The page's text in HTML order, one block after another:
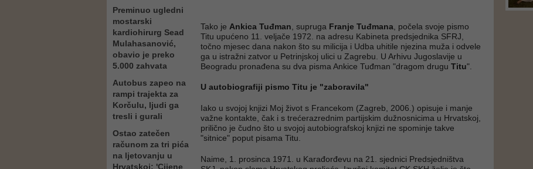
Preminuo ugledni
mostarski
kardiohirurg Sead
Mulahasanović,
obavio je preko
5.000 zahvata
Autobus zapeo na
rampi trajekta za
Korčulu, ljudi ga
tresli i gurali
Ostao zatečen
računom za tri pića
na ljetovanju u
Hrvatskoj: 'Cijene
Tako je Ankica Tuđman , supruga Franje Tuđmana , počela svoje pismo
Titu upućeno 11. veljače 1972. na adresu Kabineta predsjednika SFRJ,
točno mjesec dana nakon što su milicija i Udba uhitile njezina muža i odvele
ga u istražni zatvor u Petrinjskoj ulici u Zagrebu. U Arhivu Jugoslavije u
Beogradu pronađena su dva pisma Ankice Tuđman "dragom drugu Titu".
U autobiografiji pismo Titu je "zaboravila"
Iako u svojoj knjizi Moj život s Francekom (Zagreb, 2006.) opisuje i manje
važne kontakte, čak i s trećerazrednim partijskim dužnosnicima u Hrvatskoj,
prilično je čudno što u svojoj autobiografskoj knjizi ne spominje takve
"sitnice" poput pisama Titu.
Naime, 1. prosinca 1971. u Karađorđevu na 21. sjednici Predsjedništva